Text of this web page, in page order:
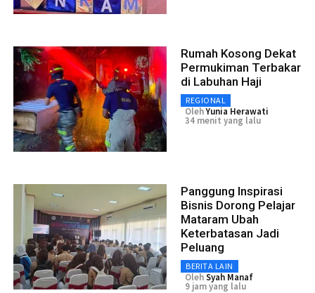
Rumah Kosong Dekat
Permukiman Terbakar
di Labuhan Haji
REGIONAL
OlehYunia Herawati
34 menit yang lalu
Panggung Inspirasi
Bisnis Dorong Pelajar
Mataram Ubah
Keterbatasan Jadi
Peluang
BERITA LAIN
OlehSyah Manaf
9 jam yang lalu